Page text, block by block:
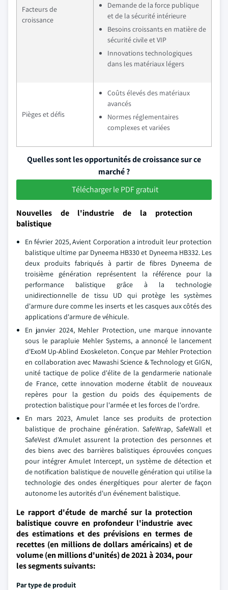
Facteurs de
croissance
Demande de la force publique
et de la sécurité intérieure
Besoins croissants en matière de
sécurité civile et VIP
Innovations technologiques
dans les matériaux légers
Pièges et défis
Coûts élevés des matériaux
avancés
Normes réglementaires
complexes et variées
Quelles sont les opportunités de croissance sur ce
marché ?
Télécharger le PDF gratuit
Nouvelles de l'industrie de la protection
balistique
En février 2025, Avient Corporation a introduit leur protection
balistique ultime par Dyneema HB330 et Dyneema HB332. Les
deux produits fabriqués à partir de fibres Dyneema de
troisième génération représentent la référence pour la
performance balistique grâce à la technologie
unidirectionnelle de tissu UD qui protège les systèmes
d'armure dure comme les inserts et les casques aux côtés des
applications d'armure de véhicule.
En janvier 2024, Mehler Protection, une marque innovante
sous le parapluie Mehler Systems, a annoncé le lancement
d'ExoM Up-Ablind Exoskeleton. Conçue par Mehler Protection
en collaboration avec Mawashi Science & Technology et GIGN,
unité tactique de police d'élite de la gendarmerie nationale
de France, cette innovation moderne établit de nouveaux
repères pour la gestion du poids des équipements de
protection balistique pour l'armée et les forces de l'ordre.
En mars 2023, Amulet lance ses produits de protection
balistique de prochaine génération. SafeWrap, SafeWall et
SafeVest d'Amulet assurent la protection des personnes et
des biens avec des barrières balistiques éprouvées conçues
pour intégrer Amulet Intercept, un système de détection et
de notification balistique de nouvelle génération qui utilise la
technologie des ondes énergétiques pour alerter de façon
autonome les autorités d'un événement balistique.
Le rapport d'étude de marché sur la protection
balistique couvre en profondeur l'industrie avec
des estimations et des prévisions en termes de
recettes (en millions de dollars américains) et de
volume (en millions d'unités) de 2021 à 2034, pour
les segments suivants:
Par type de produit